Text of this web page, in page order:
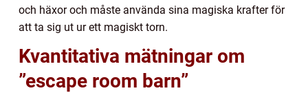
och häxor och måste använda sina magiska krafter för
att ta sig ut ur ett magiskt torn.
Kvantitativa mätningar om
”escape room barn”